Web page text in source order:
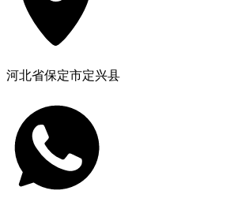
河北省保定市定兴县